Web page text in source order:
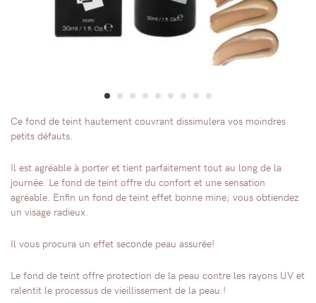
Ce fond de teint hautement couvrant dissimulera vos moindres
petits défauts.
Il est agréable à porter et tient parfaitement tout au long de la
journée. Le fond de teint offre du confort et une sensation
agréable. Enfin un fond de teint effet bonne mine; vous obtiendez
un visage radieux.
Il vous procura un effet seconde peau assurée!
Le fond de teint offre protection de la peau contre les rayons UV et
ralentit le processus de vieillissement de la peau !